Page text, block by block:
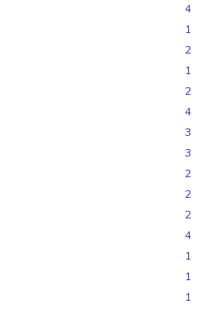
4
1
2
1
2
4
3
3
2
2
2
4
1
1
1